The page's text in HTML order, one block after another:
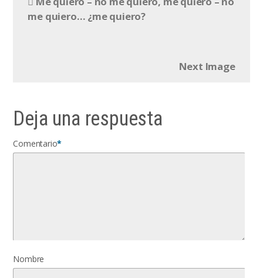
me quiero… ¿me quiero?
Next Image
Deja una respuesta
Comentario*
Nombre